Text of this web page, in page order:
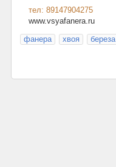
тел: 89147904275
www.vsyafanera.ru
фанера
хвоя береза